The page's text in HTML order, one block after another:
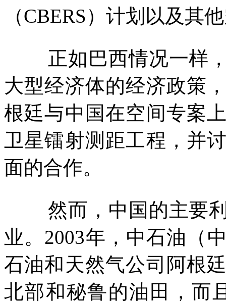
（CBERS）计划以及其
正如巴西情况一样
大型经济体的经济政策
根廷与中国在空间专案
卫星镭射测距工程，并
面的合作。
然而，中国的主要
业。 2003年，中石油（
石油和天然气公司阿根
北部和秘鲁的油田，而